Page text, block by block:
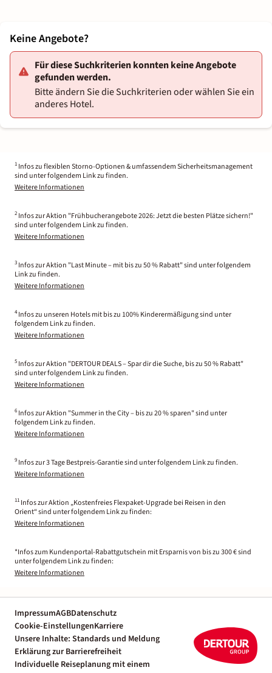
Keine Angebote?
Für diese Suchkriterien konnten keine Angebote
gefunden werden.
Bitte ändern Sie die Suchkriterien oder wählen Sie ein
anderes Hotel.
1 Infos zu flexiblen Storno-Optionen & umfassendem Sicherheitsmanagement
sind unter folgendem Link zu finden.
Weitere Informationen
2 Infos zur Aktion "Frühbucherangebote 2026: Jetzt die besten Plätze sichern!"
sind unter folgendem Link zu finden.
Weitere Informationen
3 Infos zur Aktion "Last Minute – mit bis zu 50 % Rabatt" sind unter folgendem
Link zu finden.
Weitere Informationen
4 Infos zu unseren Hotels mit bis zu 100% Kinderermäßigung sind unter
folgendem Link zu finden.
Weitere Informationen
5 Infos zur Aktion "DERTOUR DEALS – Spar dir die Suche, bis zu 50 % Rabatt"
sind unter folgendem Link zu finden.
Weitere Informationen
6 Infos zur Aktion "Summer in the City – bis zu 20 % sparen" sind unter
folgendem Link zu finden.
Weitere Informationen
9 Infos zur 3 Tage Bestpreis-Garantie sind unter folgendem Link zu finden.
Weitere Informationen
11 Infos zur Aktion „Kostenfreies Flexpaket-Upgrade bei Reisen in den
Orient“ sind unter folgendem Link zu finden:
Weitere Informationen
*Infos zum Kundenportal-Rabattgutschein mit Ersparnis von bis zu 300 € sind
unter folgendem Link zu finden:
Weitere Informationen
ImpressumAGBDatenschutz
Cookie-EinstellungenKarriere
Unsere Inhalte: Standards und Meldung
Erklärung zur Barrierefreiheit
Individuelle Reiseplanung mit einem